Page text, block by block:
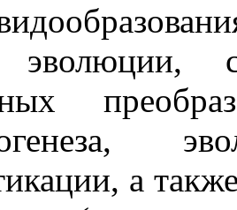
эволюции,
а